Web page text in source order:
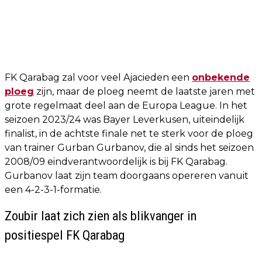
FK Qarabag zal voor veel Ajacieden een onbekende
ploeg zijn, maar de ploeg neemt de laatste jaren met
grote regelmaat deel aan de Europa League. In het
seizoen 2023/24 was Bayer Leverkusen, uiteindelijk
finalist, in de achtste finale net te sterk voor de ploeg
van trainer Gurban Gurbanov, die al sinds het seizoen
2008/09 eindverantwoordelijk is bij FK Qarabag.
Gurbanov laat zijn team doorgaans opereren vanuit
een 4-2-3-1-formatie.
Zoubir laat zich zien als blikvanger in
positiespel FK Qarabag